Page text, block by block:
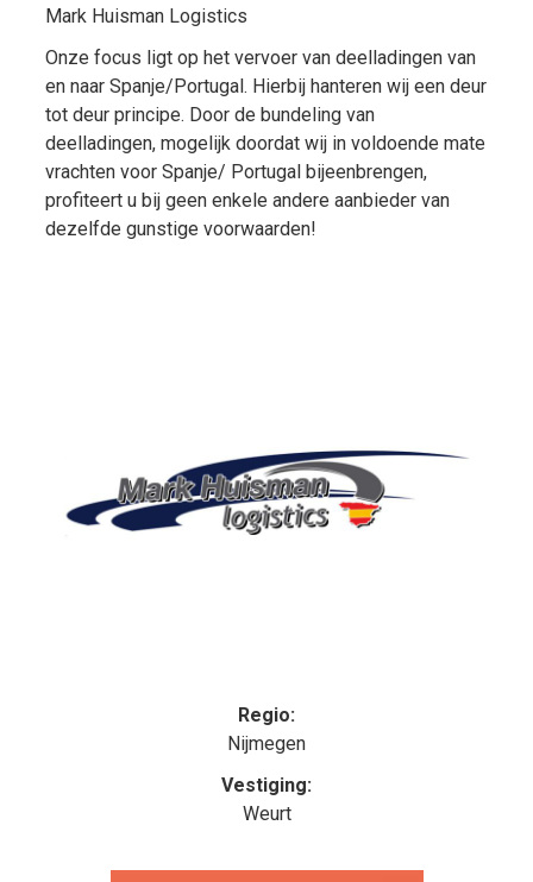
Mark Huisman Logistics
Onze focus ligt op het vervoer van deelladingen van
en naar Spanje/Portugal. Hierbij hanteren wij een deur
tot deur principe. Door de bundeling van
deelladingen, mogelijk doordat wij in voldoende mate
vrachten voor Spanje/ Portugal bijeenbrengen,
profiteert u bij geen enkele andere aanbieder van
dezelfde gunstige voorwaarden!
Regio:
Nijmegen
Vestiging:
Weurt